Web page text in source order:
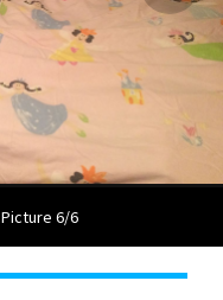
Picture 6/6